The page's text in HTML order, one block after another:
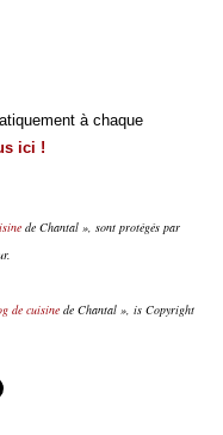
à chaque
ici !
de Chantal », sont protégés par
de cuisinede Chantal », is Copyright